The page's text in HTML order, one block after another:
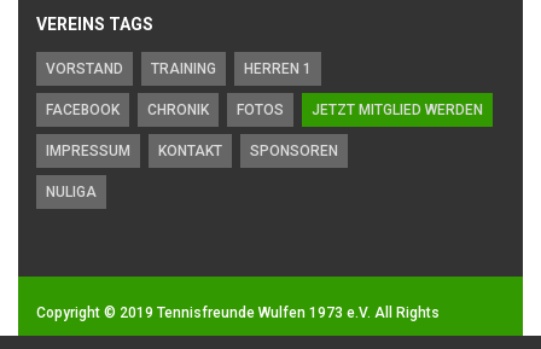
VEREINS TAGS
VORSTAND TRAINING HERREN 1
FACEBOOK CHRONIK FOTOS JETZT MITGLIED WERDEN
IMPRESSUM KONTAKT SPONSOREN
NULIGA
Copyright © 2019 Tennisfreunde Wulfen 1973 e.V. All Rights